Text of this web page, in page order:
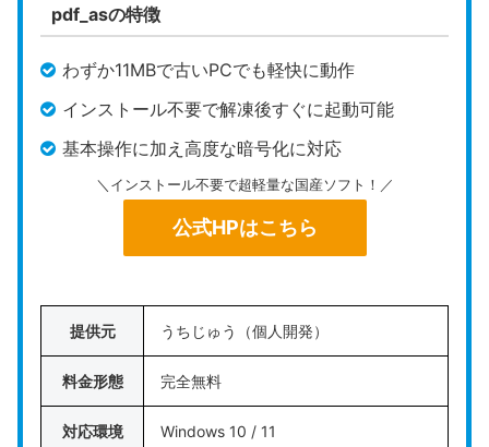
PDF24 Creator
ソフトです。
く、変換や圧縮、簡易的な黒塗り処理など、通常は
有料ソフトで行うような機能までローカル環境で無
点。公式サイトでは企業や官公庁でも
無料で利用できると説明されており、実績面におい
完全無料で安全性と機能性の高さを両立させ、幅広
いPDF関連の編集作業をオフラインでこなしたい方
におすすめです。
pdf_asの特徴
わずか11MBで古いPCでも軽快に動作
インストール不要で解凍後すぐに起動可能
基本操作に加え高度な暗号化に対応
＼インストール不要で超軽量な国産ソフト！／
公式HPはこちら
提供元 うちじゅう（個人開発）
料金形態 完全無料
対応環境 Windows 10 / 11